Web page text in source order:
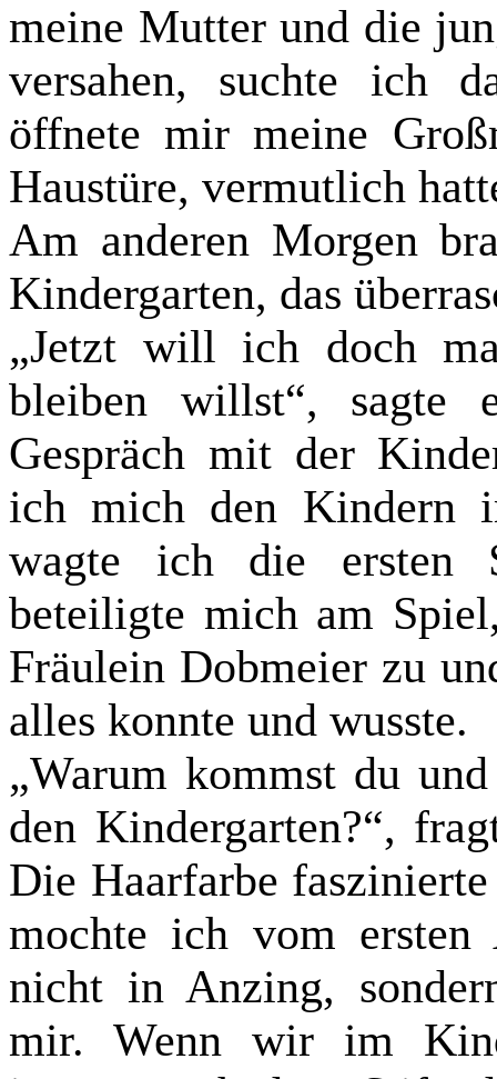
meine Mutter und die
versahen, suchte ich
öffnete mir meine
Haustüre, vermutlich
Am anderen Morgen
Kindergarten, das
„Jetzt will ich doch
bleiben willst“,
Gespräch mit der
ich mich den Kindern
wagte ich die ersten
beteiligte mich am
Fräulein Dobmeier zu
alles konnte und wusste.
„Warum kommst du
den Kindergarten?“,
Die Haarfarbe
mochte ich vom
nicht in Anzing,
mir. Wenn wir im